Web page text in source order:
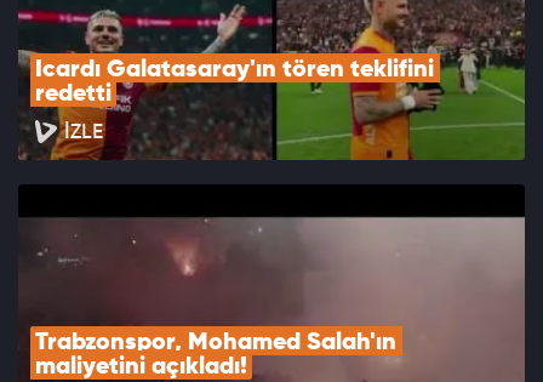
Icardı Galatasaray'ın tören teklifini
redetti
İZLE
Trabzonspor, Mohamed Salah'ın
maliyetini açıkladı!